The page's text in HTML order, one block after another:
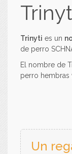
Trinyti es un
de perro
El nombre de
perro hembras
Un